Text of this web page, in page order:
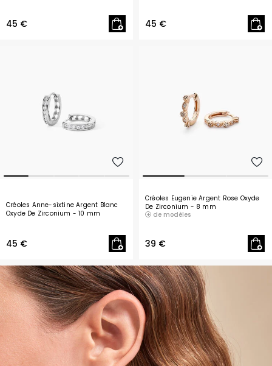
45 € 45 €
Créoles Anne-sixtine Argent Blanc
Oxyde De Zirconium - 10 mm
45 €
Créoles Eugenie Argent Rose Oxyde
De Zirconium - 8 mm
de modèles
39 €